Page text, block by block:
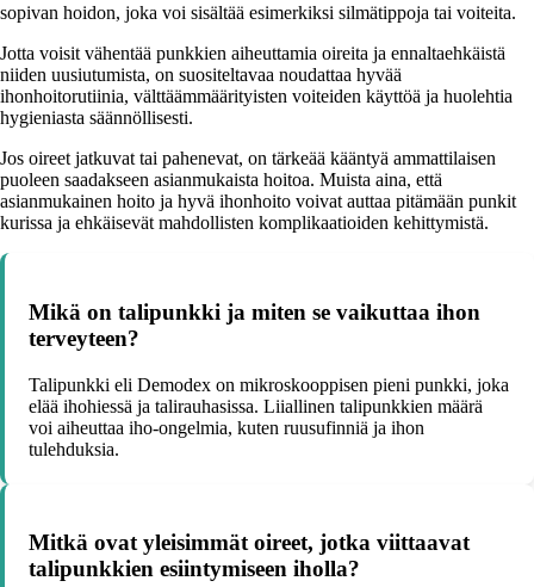
sopivan hoidon, joka voi sisältää esimerkiksi silmätippoja tai voiteita.
Jotta voisit vähentää punkkien aiheuttamia oireita ja ennaltaehkäistä
niiden uusiutumista, on suositeltavaa noudattaa hyvää
ihonhoitorutiinia, välttäämmäärityisten voiteiden käyttöä ja huolehtia
hygieniasta säännöllisesti.
Jos oireet jatkuvat tai pahenevat, on tärkeää kääntyä ammattilaisen
puoleen saadakseen asianmukaista hoitoa. Muista aina, että
asianmukainen hoito ja hyvä ihonhoito voivat auttaa pitämään punkit
kurissa ja ehkäisevät mahdollisten komplikaatioiden kehittymistä.
Mikä on talipunkki ja miten se vaikuttaa ihon
terveyteen?
Talipunkki eli Demodex on mikroskooppisen pieni punkki, joka
elää ihohiessä ja talirauhasissa. Liiallinen talipunkkien määrä
voi aiheuttaa iho-ongelmia, kuten ruusufinniä ja ihon
tulehduksia.
Mitkä ovat yleisimmät oireet, jotka viittaavat
talipunkkien esiintymiseen iholla?